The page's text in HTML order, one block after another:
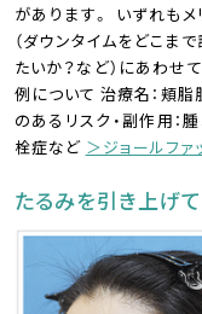
があります。 いずれもメ
（ダウンタイムをどこま
たいか？など）にあわせ
例について 治療名：頬
のあるリスク・副作用：
栓症など ＞ジョールファ
たるみを引き上げ